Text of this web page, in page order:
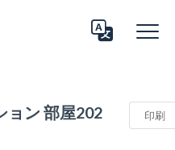
印刷
ョン 部屋202